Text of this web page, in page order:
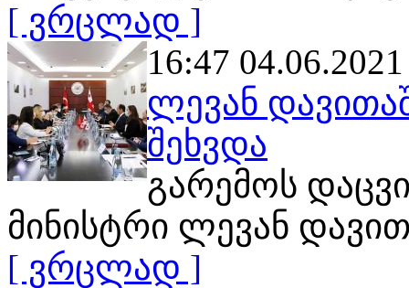
[ ვრცლად ]
16:47 04.06.2021
ლევან
შეხვდა
გარემოს
მინისტრი ლევან
[ ვრცლად ]